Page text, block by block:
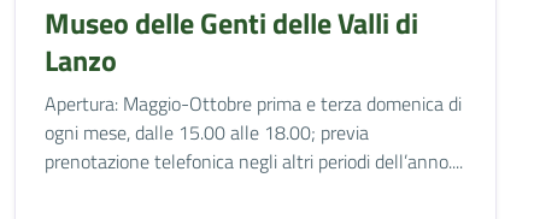
Museo delle Genti delle Valli di
Lanzo
Apertura: Maggio-Ottobre prima e terza domenica di
ogni mese, dalle 15.00 alle 18.00; previa
prenotazione telefonica negli altri periodi dell’anno....